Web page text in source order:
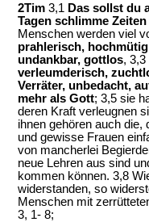
2Tim 3,1 Das sollst du
Tagen schlimme
Menschen werden viel
prahlerisch, hochmütig
undankbar, gottlos, 3,3
verleumderisch,
Verräter, unbedacht,
mehr als Gott; 3,5 sie
deren Kraft verleugnen
ihnen gehören auch
und gewisse Frauen
von mancherlei
neue Lehren aus sind
kommen können. 3,8
widerstanden, so
Menschen mit
3, 1- 8;